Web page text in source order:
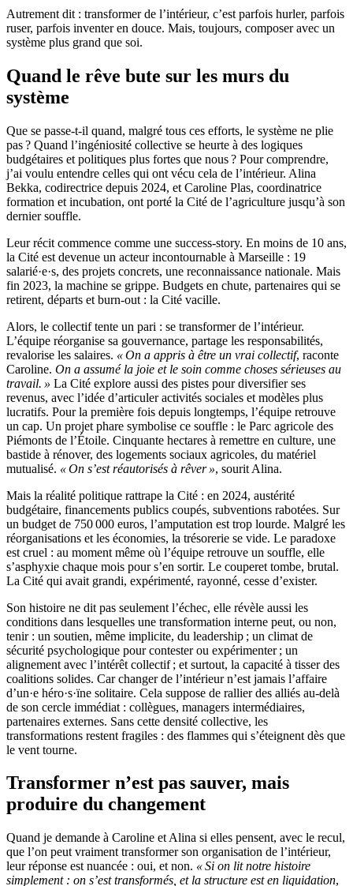
Autrement dit : transformer de l’intérieur, c’est parfois hurler, parfois
ruser, parfois inventer en douce. Mais, toujours, composer avec un
système plus grand que soi.
Quand le rêve bute sur les murs du
système
Que se passe-t-il quand, malgré tous ces efforts, le système ne plie
pas ? Quand l’ingéniosité collective se heurte à des logiques
budgétaires et politiques plus fortes que nous ? Pour comprendre,
j’ai voulu entendre celles qui ont vécu cela de l’intérieur. Alina
Bekka, codirectrice depuis 2024, et Caroline Plas, coordinatrice
formation et incubation, ont porté la Cité de l’agriculture jusqu’à son
dernier souffle.
Leur récit commence comme une success-story. En moins de 10 ans,
la Cité est devenue un acteur incontournable à Marseille : 19
salarié·e·s, des projets concrets, une reconnaissance nationale. Mais
fin 2023, la machine se grippe. Budgets en chute, partenaires qui se
retirent, départs et burn-out : la Cité vacille.
Alors, le collectif tente un pari : se transformer de l’intérieur.
L’équipe réorganise sa gouvernance, partage les responsabilités,
revalorise les salaires. « On a appris à être un vrai collectif, raconte
Caroline. On a assumé la joie et le soin comme choses sérieuses au
travail. » La Cité explore aussi des pistes pour diversifier ses
revenus, avec l’idée d’articuler activités sociales et modèles plus
lucratifs. Pour la première fois depuis longtemps, l’équipe retrouve
un cap. Un projet phare symbolise ce souffle : le Parc agricole des
Piémonts de l’Étoile. Cinquante hectares à remettre en culture, une
bastide à rénover, des logements sociaux agricoles, du matériel
mutualisé. « On s’est réautorisés à rêver », sourit Alina.
Mais la réalité politique rattrape la Cité : en 2024, austérité
budgétaire, financements publics coupés, subventions rabotées. Sur
un budget de 750 000 euros, l’amputation est trop lourde. Malgré les
réorganisations et les économies, la trésorerie se vide. Le paradoxe
est cruel : au moment même où l’équipe retrouve un souffle, elle
s’asphyxie chaque mois pour s’en sortir. Le couperet tombe, brutal.
La Cité qui avait grandi, expérimenté, rayonné, cesse d’exister.
Son histoire ne dit pas seulement l’échec, elle révèle aussi les
conditions dans lesquelles une transformation interne peut, ou non,
tenir : un soutien, même implicite, du leadership ; un climat de
sécurité psychologique pour contester ou expérimenter ; un
alignement avec l’intérêt collectif ; et surtout, la capacité à tisser des
coalitions solides. Car changer de l’intérieur n’est jamais l’affaire
d’un·e héro·s·ïne solitaire. Cela suppose de rallier des alliés au-delà
de son cercle immédiat : collègues, managers intermédiaires,
partenaires externes. Sans cette densité collective, les
transformations restent fragiles : des flammes qui s’éteignent dès que
le vent tourne.
Transformer n’est pas sauver, mais
produire du changement
Quand je demande à Caroline et Alina si elles pensent, avec le recul,
que l’on peut vraiment transformer son organisation de l’intérieur,
leur réponse est nuancée : oui, et non. « Si on lit notre histoire
simplement : on s’est transformés, et la structure est en liquidation,